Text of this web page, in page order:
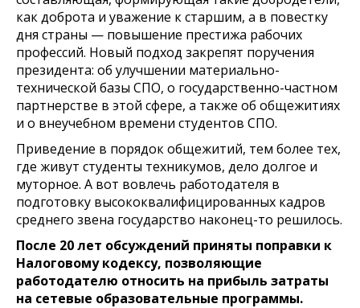
как доброта и уважение к старшим, а в повестку
дня страны — повышение престижа рабочих
профессий. Новый подход закрепят поручения
президента: об улучшении материально-
технической базы СПО, о государственно-частном
партнерстве в этой сфере, а также об общежитиях
и о внеучебном времени студентов СПО.
Приведение в порядок общежитий, тем более тех,
где живут студенты техникумов, дело долгое и
муторное. А вот вовлечь работодателя в
подготовку высококвалифицированных кадров
среднего звена государство наконец-то решилось.
После 20 лет обсуждений приняты поправки к
Налоговому кодексу, позволяющие
работодателю относить на прибыль затраты
на сетевые образовательные программы.